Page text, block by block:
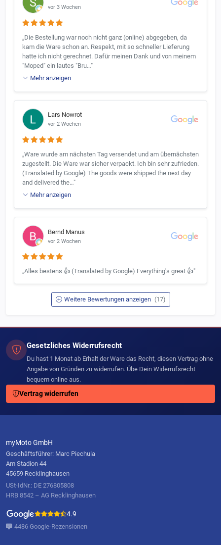
vor 3 Wochen
„Die Bestellung war noch nicht ganz (online) abgegeben, da
kam die Ware schon an. Respekt, mit so schneller Lieferung
hatte ich nicht gerechnet. Dafür meinen Dank und von meinem
"Moped" ein lautes "Bru…"
Mehr anzeigen
Lars Nowrot
vor 2 Wochen
„Ware wurde am nächsten Tag versendet und am übernächsten
zugestellt. Die Ware war sicher verpackt. Ich bin sehr zufrieden.
(Translated by Google) The goods were shipped the next day
and delivered the…"
Mehr anzeigen
Bernd Manus
vor 2 Wochen
„Alles bestens 👍 (Translated by Google) Everything's great 👍"
Weitere Bewertungen anzeigen (17)
Gesetzliches Widerrufsrecht
Du hast 1 Monat ab Erhalt der Ware das Recht, diesen Vertrag ohne
Angabe von Gründen zu widerrufen. Übe Dein Widerrufsrecht
bequem online aus.
Vertrag widerrufen
myMoto GmbH
Geschäftsführer: Marc Piechula
Am Stadion 44
45659 Recklinghausen
USt-IdNr.: DE 276805808
HRB 8542 – AG Recklinghausen
4.9
4486 Google-Rezensionen